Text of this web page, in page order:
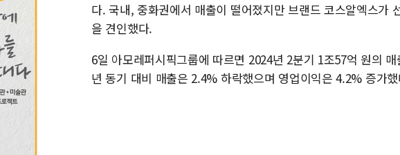
다. 국내, 중화권에서 매출이 떨어졌지만 브랜드 코스알엑스가
을 견인했다.
6일 아모레퍼시픽그룹에 따르면 2024년 2분기 1조57억 원의
년 동기 대비 매출은 2.4% 하락했으며 영업이익은 4.2% 증가